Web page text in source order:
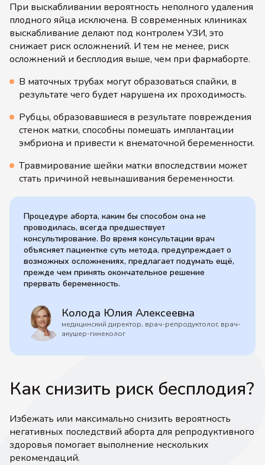
При выскабливании вероятность неполного удаления
плодного яйца исключена. В современных клиниках
выскабливание делают под контролем УЗИ, это
снижает риск осложнений. И тем не менее, риск
осложнений и бесплодия выше, чем при фармаборте.
В маточных трубах могут образоваться спайки, в
результате чего будет нарушена их проходимость.
Рубцы, образовавшиеся в результате повреждения
стенок матки, способны помешать имплантации
эмбриона и привести к внематочной беременности.
Травмирование шейки матки впоследствии может
стать причиной невынашивания беременности.
Процедуре аборта, каким бы способом она не
проводилась, всегда предшествует
консультирование. Во время консультации врач
объясняет пациентке суть метода, предупреждает о
возможных осложнениях, предлагает подумать ещё,
прежде чем принять окончательное решение
прервать беременность.
Колода Юлия Алексеевна
медицинский директор, врач-репродуктолог, врач-
акушер-гинеколог
Как снизить риск бесплодия?
Избежать или максимально снизить вероятность
негативных последствий аборта для репродуктивного
здоровья помогает выполнение нескольких
рекомендаций.